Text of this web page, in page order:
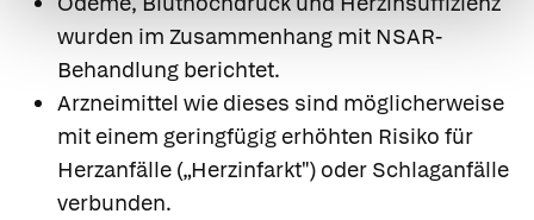
wurden im Zusammenhang mit NSAR-
Behandlung berichtet.
Arzneimittel wie dieses sind möglicherweise
mit einem geringfügig erhöhten Risiko für
Herzanfälle („Herzinfarkt") oder Schlaganfälle
verbunden.